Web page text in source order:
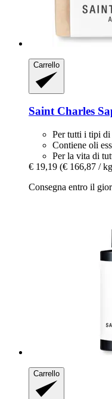
Carrello
Saint Charles
Per tutti i tipi di
Contiene oli
Per la vita di
€ 19,19 (€ 166,87 /
Consegna entro il
Carrello